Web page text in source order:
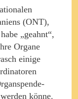
(ONT),
„geahnt“,
Organe
einige
könne.